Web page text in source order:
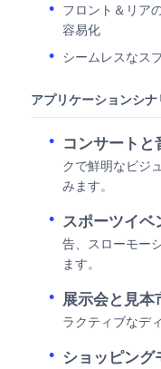
フロント＆リア
容易化
シームレスなス
アプリケーションシナ
コンサートと
クで鮮明なビジ
みます。
スポーツイベ
告、スローモー
ます。
展示会と見本
ラクティブなデ
ショッピング